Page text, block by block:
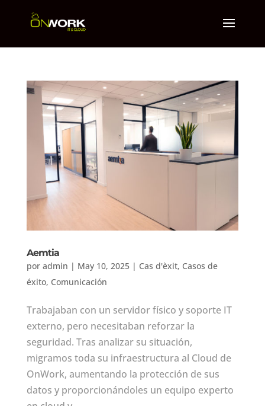
Aemtia
por admin | May 10, 2025| Cas d'èxit, Casos de
éxito, Comunicación
Trabajaban con un servidor físico y soporte IT
externo, pero necesitaban reforzar la
seguridad. Tras analizar su situación,
migramos toda su infraestructura al Cloud de
OnWork, aumentando la protección de sus
datos y proporcionándoles un equipo experto